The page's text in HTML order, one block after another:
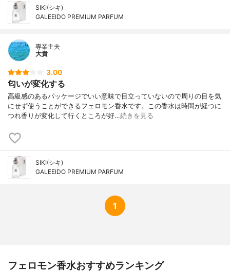
SIKI(シキ)
GALEEIDO PREMIUM PARFUM
専業主夫
大貴
3.00
匂いが変化する
高級感のあるパッケージでいい意味で目立っていないので周りの目を気
にせず使うことができるフェロモン香水です。この香水は時間が経つに
つれ香りが変化して行くところが好…続きを見る
SIKI(シキ)
GALEEIDO PREMIUM PARFUM
1
フェロモン香水おすすめランキング